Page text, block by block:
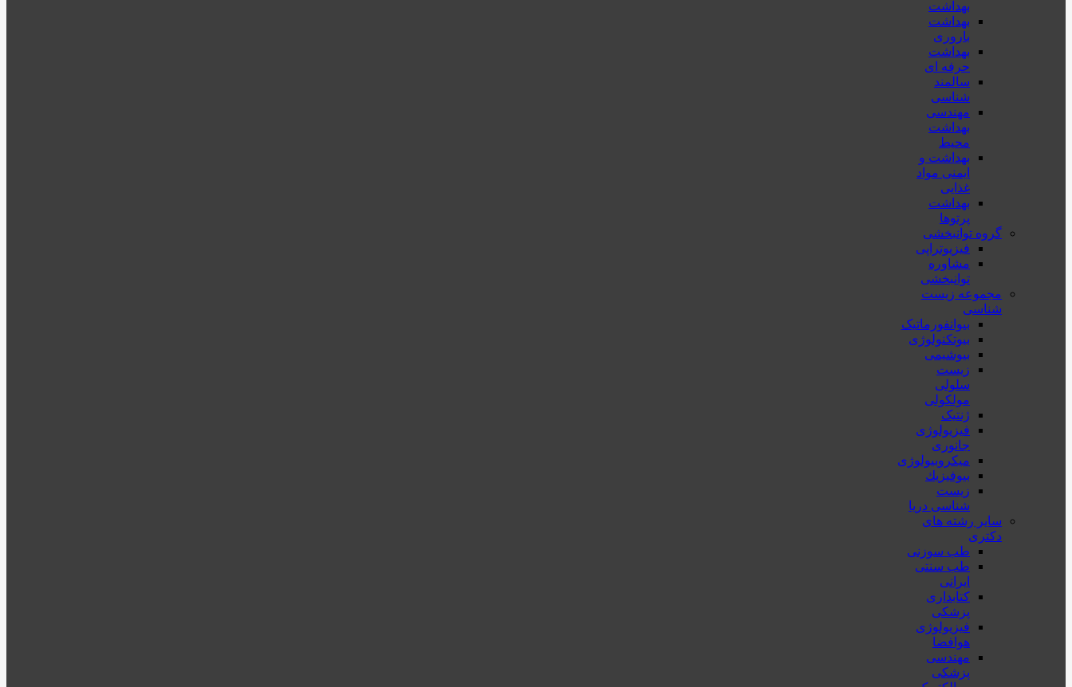
بهداشت
بهداشت
باروری
بهداشت
حرفه ای
سالمند
شناسی
مهندسی
بهداشت
محيط
بهداشت و
ایمنی مواد
غذایی
بهداشت
پرتوها
گروه توانبخشی
فیزیوتراپی
مشاوره
توانبخشی
مجموعه زیست
شناسی
بیوانفورماتیک
بیوتکنولوژی
بیوشیمی
زیست
سلولی
مولکولی
ژنتیک
فیزیولوژی
جانوری
میکروبیولوژی
بيوفيزيك
زیست
شناسی دریا
سایر رشته های
دکتری
طب سوزنی
طب سنتی
ایرانی
کتابداری
پزشکی
فیزیولوژی
هوافضا
مهندسی
پزشکی